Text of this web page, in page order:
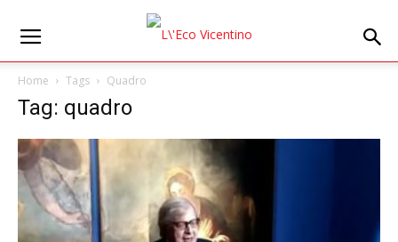
Home Tags Quadro
Tag: quadro